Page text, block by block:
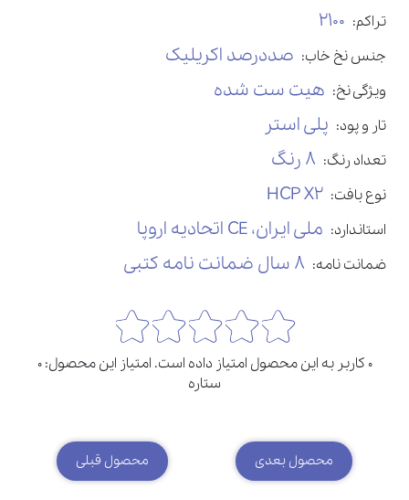
تراکم: 2100
جنس نخ خاب: صددرصد اکریلیک
ویژگی نخ: هیت ست شده
تار و پود: پلی استر
تعداد رنگ: 8 رنگ
نوع بافت: HCP X2
استاندارد: ملی ایران، CE اتحادیه اروپا
ضمانت نامه: 8 سال ضمانت نامه کتبی
0 کاربر به این محصول امتیاز داده است. امتیاز این محصول: 0
ستاره
محصول بعدی محصول قبلی